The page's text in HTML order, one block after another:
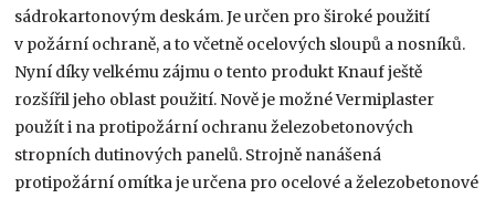
sádrokartonovým deskám. Je určen pro široké použití
v požární ochraně, a to včetně ocelových sloupů a nosníků.
Nyní díky velkému zájmu o tento produkt Knauf ještě
rozšířil jeho oblast použití. Nově je možné Vermiplaster
použít i na protipožární ochranu železobetonových
stropních dutinových panelů. Strojně nanášená
protipožární omítka je určena pro ocelové a železobetonové